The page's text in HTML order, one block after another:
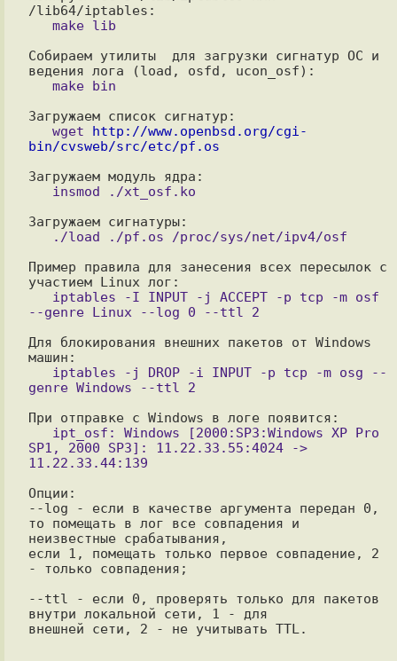
Собираем утилиты  для загрузки сигнатур ОС и
   wget
http://www.openbsd.org/cgi-
bin/cvsweb/src/etc/pf.os
Пример правила для занесения всех пересылок с
Для блокирования внешних пакетов от Windows
SP1, 2000 SP3]: 11.22.33.55:4024 ->
Опции:
--log - если в качестве аргумента передан 0,
то помещать в лог все совпадения и
неизвестные срабатывания,
если 1, помещать только первое совпадение, 2
- только совпадения;
--ttl - если 0, проверять только для пакетов
внутри локальной сети, 1 - для